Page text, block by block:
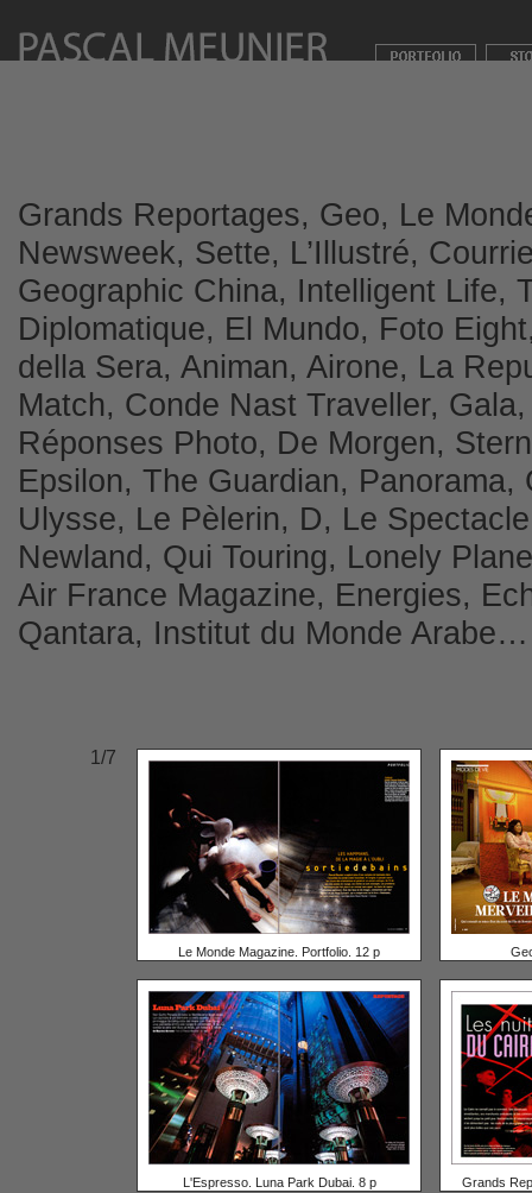
Grands Reportages, Geo, Le
Newsweek, Sette, L’Illustré,
Geographic China, Intelligent Life,
Diplomatique, El Mundo, Foto
della Sera, Animan, Airone, La
Match, Conde Nast Traveller,
Réponses Photo, De Morgen,
Epsilon, The Guardian,
Ulysse, Le Pèlerin, D, Le
Newland, Qui Touring, Lonely
Air France Magazine, Energies,
Qantara, Institut du Monde Arabe…
1/7
Le Monde Magazine. Portfolio. 12 p
L'Espresso. Luna Park Dubai. 8 p Grands